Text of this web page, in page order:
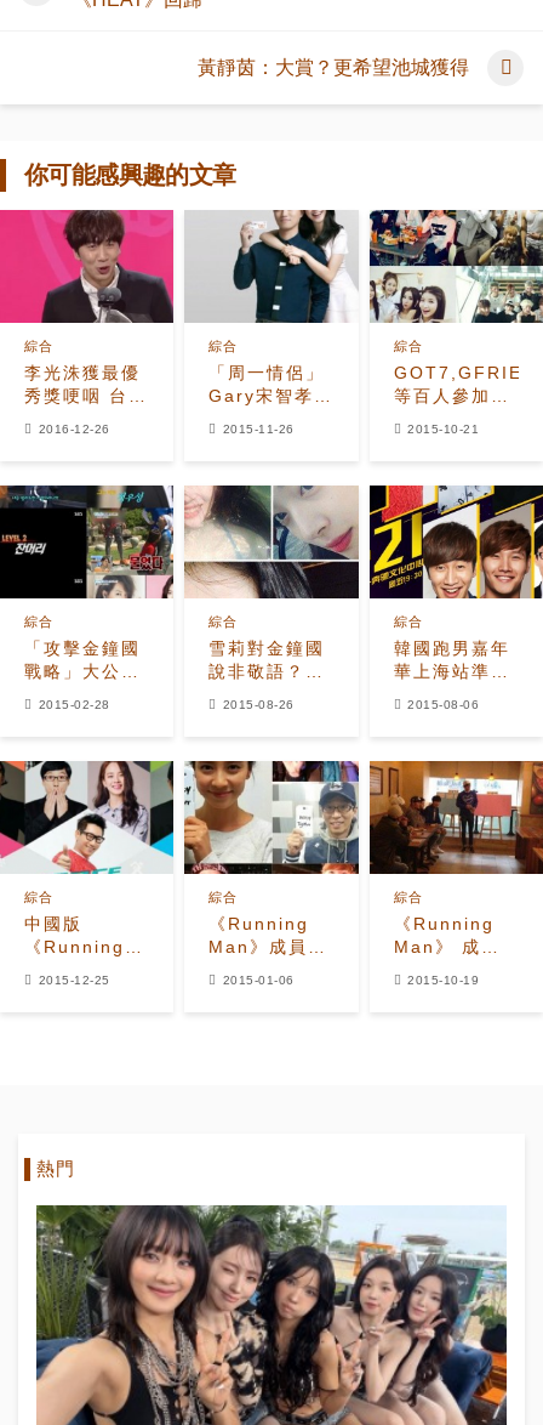
黃靜茵：大賞？更希望池城獲得
你可能感興趣的文章
李光洙獲最優
秀獎哽咽 台下
綜合
2016-12-26
「周一情侶」
Gary宋智孝助
戲！」
綜合
2015-11-26
等百人參加
綜合
2015-10-21
「攻擊金鐘國
戰略」大公開
綜合
2015-02-28
雪莉對金鐘國
說非敬語？以
綜合
2015-08-26
韓國跑男嘉年
華上海站準備
綜合
2015-08-06
中國版
《Running
Man》
綜合
2015-12-25
《Running
Man》成員參
加“HAPPY
綜合
2015-01-06
《Running
Man》 成員
動員黃金人脈
綜合
2015-10-19
熱門